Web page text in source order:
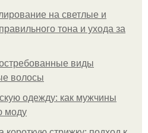
на светлые и
тона и ухода за
виды
волосы
одежду: как мужчины
моду